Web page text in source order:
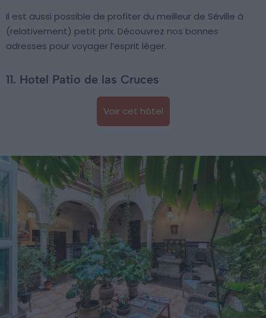
Il est aussi possible de profiter du meilleur de Séville à
(relativement) petit prix. Découvrez nos bonnes
adresses pour voyager l’esprit léger.
11. Hotel Patio de las Cruces
Voir cet hôtel